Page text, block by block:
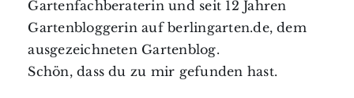
Gartenfachberaterin und seit 12 Jahren
Gartenbloggerin auf berlingarten.de, dem
ausgezeichneten Gartenblog.
Schön, dass du zu mir gefunden hast.